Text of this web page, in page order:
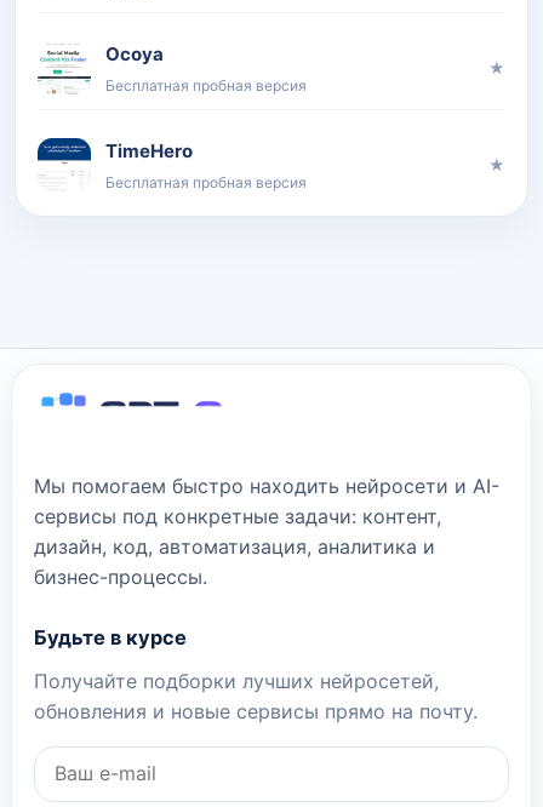
Ocoya
Бесплатная пробная версия
★
TimeHero
Бесплатная пробная версия
★
Мы помогаем быстро находить нейросети и AI-
сервисы под конкретные задачи: контент,
дизайн, код, автоматизация, аналитика и
бизнес-процессы.
Будьте в курсе
Получайте подборки лучших нейросетей,
обновления и новые сервисы прямо на почту.